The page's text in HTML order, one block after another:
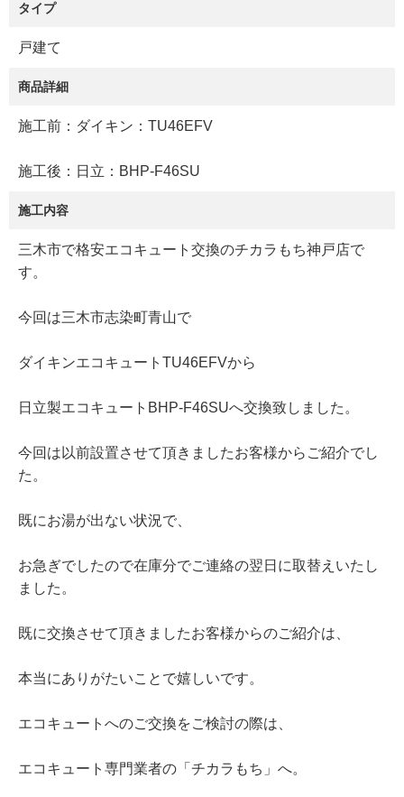
タイプ
戸建て
商品詳細
施工前：ダイキン：TU46EFV
施工後：日立：BHP-F46SU
施工内容
三木市で格安エコキュート交換のチカラもち神戸店で
す。
今回は三木市志染町青山で
ダイキンエコキュートTU46EFVから
日立製エコキュートBHP-F46SUへ交換致しました。
今回は以前設置させて頂きましたお客様からご紹介でし
た。
既にお湯が出ない状況で、
お急ぎでしたので在庫分でご連絡の翌日に取替えいたし
ました。
既に交換させて頂きましたお客様からのご紹介は、
本当にありがたいことで嬉しいです。
エコキュートへのご交換をご検討の際は、
エコキュート専門業者の「チカラもち」へ。